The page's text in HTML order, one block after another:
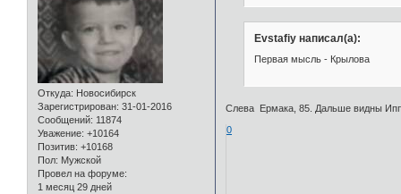
Откуда: Новосибирск
Зарегистрирован: 31-01-2016
Сообщений: 11874
Уважение: +10164
Позитив: +10168
Пол: Мужской
Провел на форуме:
1 месяц 29 дней
Evstafiy написал(а):
Первая мысль - Крылова
Слева Ермака, 85. Дальше видны
0